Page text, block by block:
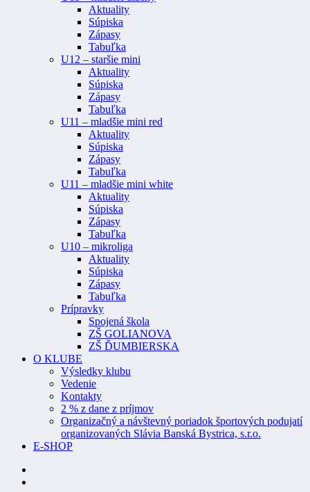
Aktuality
Súpiska
Zápasy
Tabuľka
U12 – staršie mini
Aktuality
Súpiska
Zápasy
Tabuľka
U11 – mladšie mini red
Aktuality
Súpiska
Zápasy
Tabuľka
U11 – mladšie mini white
Aktuality
Súpiska
Zápasy
Tabuľka
U10 – mikroliga
Aktuality
Súpiska
Zápasy
Tabuľka
Prípravky
Spojená škola
ZŠ GOLIANOVA
ZŠ ĎUMBIERSKA
O KLUBE
Výsledky klubu
Vedenie
Kontakty
2 % z dane z príjmov
Organizačný a návštevný poriadok športových podujatí
organizovaných Slávia Banská Bystrica, s.r.o.
E-SHOP